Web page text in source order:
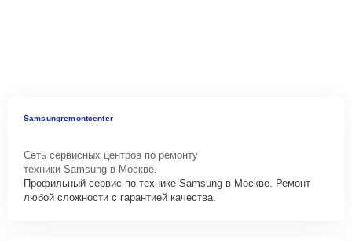
Samsungremontcenter
Сеть сервисных центров по ремонту
техники Samsung в Москве.
Профильный сервис по технике Samsung в Москве. Ремонт
любой сложности с гарантией качества.